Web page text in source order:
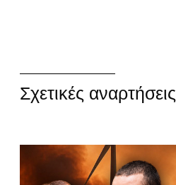
Σχετικές αναρτήσεις